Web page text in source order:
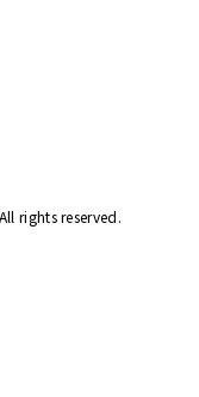
rights reserved.